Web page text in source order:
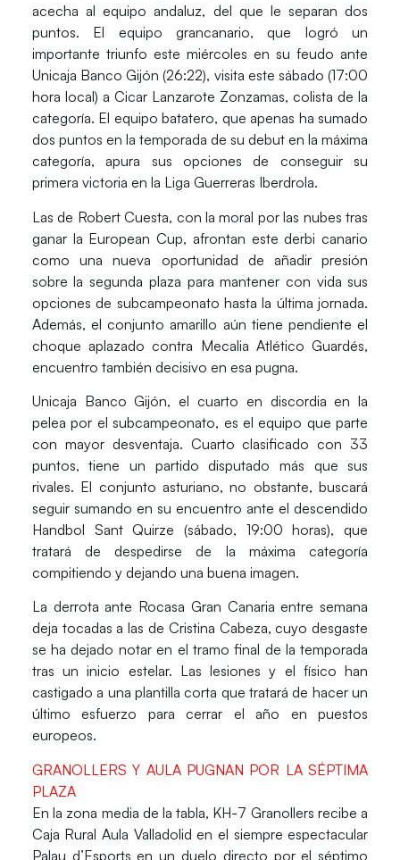
acecha al equipo andaluz, del que le separan dos
puntos. El equipo grancanario, que logró un
importante triunfo este miércoles en su feudo ante
Unicaja Banco Gijón (26:22), visita este sábado (17:00
hora local) a Cicar Lanzarote Zonzamas, colista de la
categoría. El equipo batatero, que apenas ha sumado
dos puntos en la temporada de su debut en la máxima
categoría, apura sus opciones de conseguir su
primera victoria en la Liga Guerreras Iberdrola.
Las de Robert Cuesta, con la moral por las nubes tras
ganar la European Cup, afrontan este derbi canario
como una nueva oportunidad de añadir presión
sobre la segunda plaza para mantener con vida sus
opciones de subcampeonato hasta la última jornada.
Además, el conjunto amarillo aún tiene pendiente el
choque aplazado contra Mecalia Atlético Guardés,
encuentro también decisivo en esa pugna.
Unicaja Banco Gijón, el cuarto en discordia en la
pelea por el subcampeonato, es el equipo que parte
con mayor desventaja. Cuarto clasificado con 33
puntos, tiene un partido disputado más que sus
rivales. El conjunto asturiano, no obstante, buscará
seguir sumando en su encuentro ante el descendido
Handbol Sant Quirze (sábado, 19:00 horas), que
tratará de despedirse de la máxima categoría
compitiendo y dejando una buena imagen.
La derrota ante Rocasa Gran Canaria entre semana
deja tocadas a las de Cristina Cabeza, cuyo desgaste
se ha dejado notar en el tramo final de la temporada
tras un inicio estelar. Las lesiones y el físico han
castigado a una plantilla corta que tratará de hacer un
último esfuerzo para cerrar el año en puestos
europeos.
GRANOLLERS Y AULA PUGNAN POR LA SÉPTIMA
PLAZA
En la zona media de la tabla, KH-7 Granollers recibe a
Caja Rural Aula Valladolid en el siempre espectacular
Palau d’Esports en un duelo directo por el séptimo